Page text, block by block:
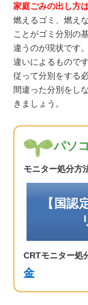
家庭ごみの出し方
燃えるゴミ、燃え
ことがゴミ分別の
違うのが現状です
違いによるもので
従って分別をする
間違った分別をし
きましょう。
パソ
モニター処分方
【国認
CRTモニター処
金